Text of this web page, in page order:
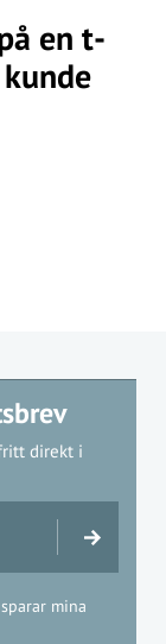
en t-
direkt i
mina